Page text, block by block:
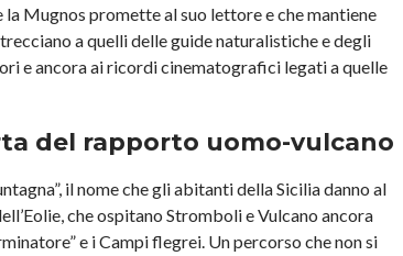
la Mugnos promette al suo lettore e che mantiene
a quelli delle guide naturalistiche e degli
e ancora ai ricordi cinematografici legati a quelle
del rapporto uomo-vulcano
il nome che gli abitanti della Sicilia danno al
che ospitano Stromboli e Vulcano ancora
e i Campi flegrei. Un percorso che non si